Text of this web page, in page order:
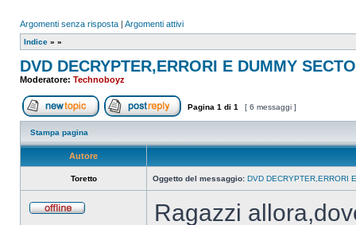
Argomenti senza risposta | Argomenti attivi
Indice » »
DVD DECRYPTER,ERRORI E DUMMY
Moderatore: Technoboyz
Apri un nuovo argomentoRispondi all’argomento
Pagina 1 di 1 [ 6 messaggi ]
Stampa pagina
Autore
Toretto Oggetto del messaggio: DVD DECRYPTER,ERRORI
Ragazzi